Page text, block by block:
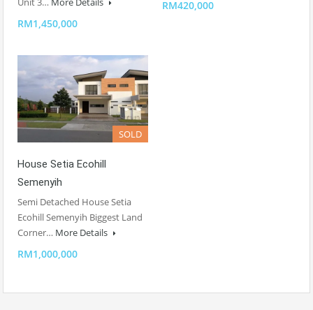
RM1,450,000
RM420,000
SOLD
House Setia Ecohill
Semenyih
Semi Detached House Setia
Ecohill Semenyih Biggest Land
Corner… More Details
RM1,000,000